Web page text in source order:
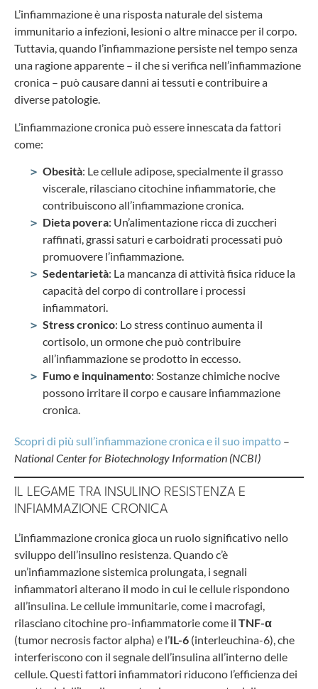
L’infiammazione è una risposta naturale del sistema
immunitario a infezioni, lesioni o altre minacce per il corpo.
Tuttavia, quando l’infiammazione persiste nel tempo senza
una ragione apparente – il che si verifica nell’infiammazione
cronica – può causare danni ai tessuti e contribuire a
diverse patologie.
L’infiammazione cronica può essere innescata da fattori
come:
Obesità: Le cellule adipose, specialmente il grasso
viscerale, rilasciano citochine infiammatorie, che
contribuiscono all’infiammazione cronica.
Dieta povera: Un’alimentazione ricca di zuccheri
raffinati, grassi saturi e carboidrati processati può
promuovere l’infiammazione.
Sedentarietà: La mancanza di attività fisica riduce la
capacità del corpo di controllare i processi
infiammatori.
Stress cronico: Lo stress continuo aumenta il
cortisolo, un ormone che può contribuire
all’infiammazione se prodotto in eccesso.
Fumo e inquinamento: Sostanze chimiche nocive
possono irritare il corpo e causare infiammazione
cronica.
Scopri di più sull’infiammazione cronica e il suo impatto –
National Center for Biotechnology Information (NCBI)
IL LEGAME TRA INSULINO RESISTENZA E
INFIAMMAZIONE CRONICA
L’infiammazione cronica gioca un ruolo significativo nello
sviluppo dell’insulino resistenza. Quando c’è
un’infiammazione sistemica prolungata, i segnali
infiammatori alterano il modo in cui le cellule rispondono
all’insulina. Le cellule immunitarie, come i macrofagi,
rilasciano citochine pro-infiammatorie come il TNF-α
(tumor necrosis factor alpha) e l’IL-6 (interleuchina-6), che
interferiscono con il segnale dell’insulina all’interno delle
cellule. Questi fattori infiammatori riducono l’efficienza dei